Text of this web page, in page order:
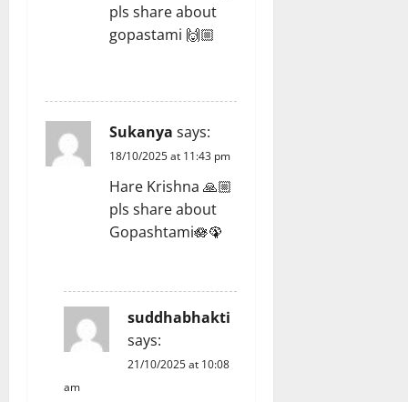
pls share about
gopastami 🙌🏼
Sukanya says:
18/10/2025 at 11:43 pm
Hare Krishna 🙏🏼
pls share about
Gopashtami🪷🦚
suddhabhakti
says:
21/10/2025 at 10:08
am